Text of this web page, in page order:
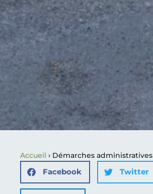
Accueil › Démarches administratives
Facebook Twitter